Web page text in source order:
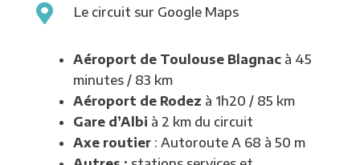
 Le circuit sur Google Maps
Aéroport de Toulouse Blagnacà 45
minutes / 83 km
Aéroport de Rodez à 1h20 / 85 km
Gare d’Albi à 2 km du circuit
Axe routier: Autoroute A 68 à 50 m